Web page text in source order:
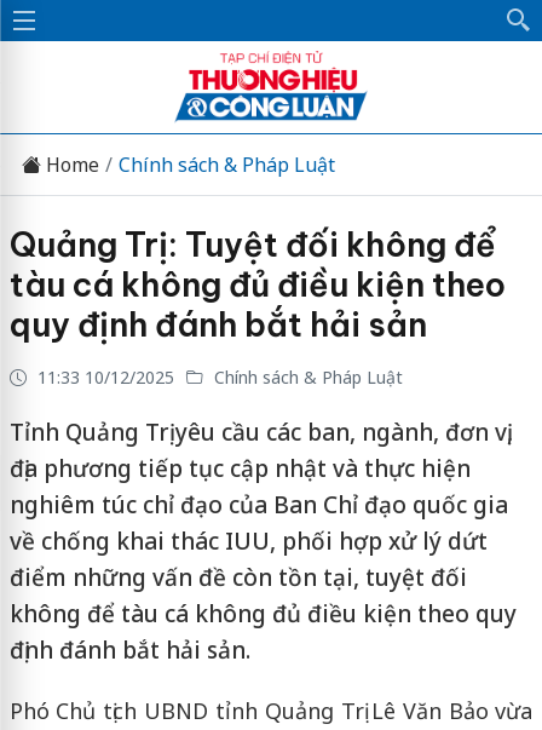
Home Chính sách & Pháp Luật
Quảng Trị: Tuyệt đối không để
tàu cá không đủ điều kiện theo
quy định đánh bắt hải sản
11:33 10/12/2025 Chính sách & Pháp Luật
Tỉnh Quảng Trị yêu cầu các ban, ngành, đơn vị,
địa phương tiếp tục cập nhật và thực hiện
nghiêm túc chỉ đạo của Ban Chỉ đạo quốc gia
về chống khai thác IUU, phối hợp xử lý dứt
điểm những vấn đề còn tồn tại, tuyệt đối
không để tàu cá không đủ điều kiện theo quy
định đánh bắt hải sản.
Phó Chủ tịch UBND tỉnh Quảng Trị Lê Văn Bảo vừa